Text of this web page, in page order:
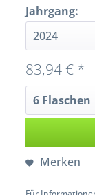
Jahrgang:
83,94 € *
Merken